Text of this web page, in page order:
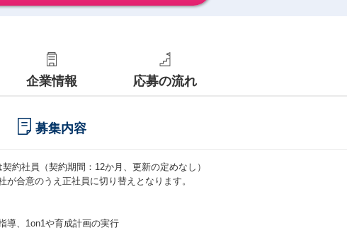
企業情報 応募の流れ
募集内容
約社員（契約期間：12か月、更新の定めなし）
が合意のうえ正社員に切り替えとなります。
導、1on1や育成計画の実行